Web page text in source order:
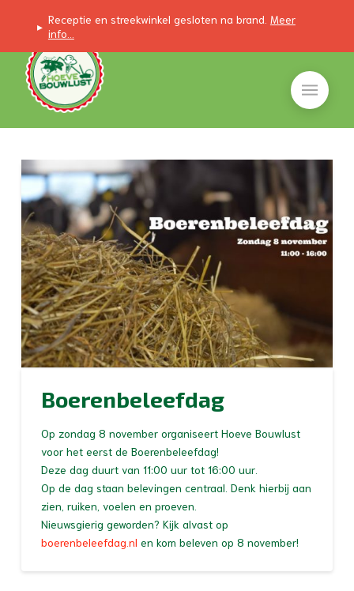
▸ Receptie en streekwinkel gesloten na brand. Meer
info...
Boerenbeleefdag
Op zondag 8 november organiseert Hoeve Bouwlust
voor het eerst de Boerenbeleefdag!
Deze dag duurt van 11:00 uur tot 16:00 uur.
Op de dag staan belevingen centraal. Denk hierbij aan
zien, ruiken, voelen en proeven.
Nieuwsgierig geworden? Kijk alvast op
boerenbeleefdag.nl en kom beleven op 8 november!